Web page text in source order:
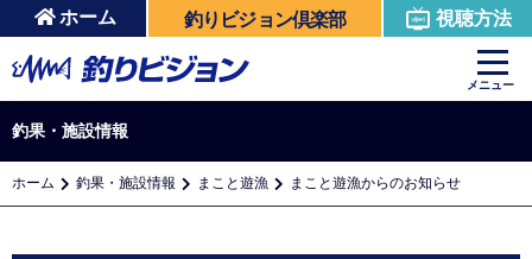
ホーム 釣りビジョン倶楽部 視聴方法
メニュー
釣果・施設情報
ホーム 釣果・施設情報 まこと遊漁 まこと遊漁からのお知らせ